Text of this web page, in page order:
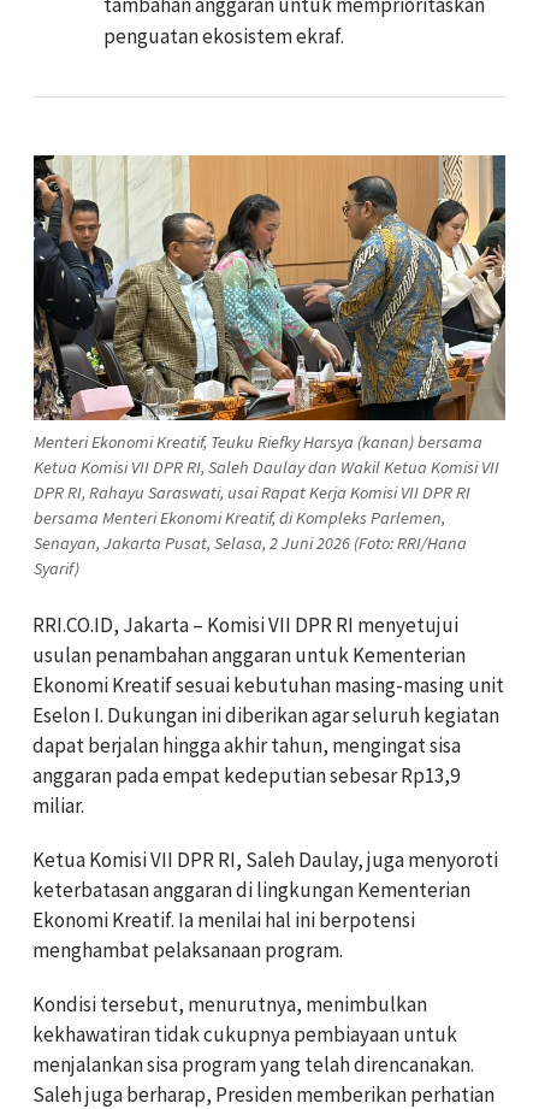
penguatan ekosistem ekraf.
Menteri Ekonomi Kreatif, Teuku Riefky Harsya (kanan) bersama
Ketua Komisi VII DPR RI, Saleh Daulay dan Wakil Ketua Komisi VII
DPR RI, Rahayu Saraswati, usai Rapat Kerja Komisi VII DPR RI
bersama Menteri Ekonomi Kreatif, di Kompleks Parlemen,
Senayan, Jakarta Pusat, Selasa, 2 Juni 2026 (Foto: RRI/Hana
Syarif)
RRI.CO.ID, Jakarta – Komisi VII DPR RI menyetujui
usulan penambahan anggaran untuk Kementerian
Ekonomi Kreatif sesuai kebutuhan masing-masing unit
Eselon I. Dukungan ini diberikan agar seluruh kegiatan
dapat berjalan hingga akhir tahun, mengingat sisa
anggaran pada empat kedeputian sebesar Rp13,9
miliar.
Ketua Komisi VII DPR RI, Saleh Daulay, juga menyoroti
keterbatasan anggaran di lingkungan Kementerian
Ekonomi Kreatif. Ia menilai hal ini berpotensi
menghambat pelaksanaan program.
Kondisi tersebut, menurutnya, menimbulkan
kekhawatiran tidak cukupnya pembiayaan untuk
menjalankan sisa program yang telah direncanakan.
Saleh juga berharap, Presiden memberikan perhatian